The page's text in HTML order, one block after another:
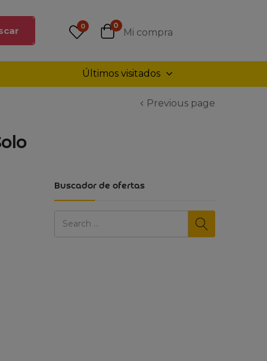
0 0
Mi compra
Últimos visitados
Previous page
Buscador de ofertas